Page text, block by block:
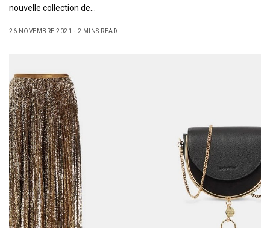
nouvelle collection de…
26 NOVEMBRE 2021 2 MINS READ